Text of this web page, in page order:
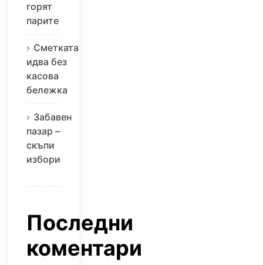
горят
парите
Сметката
идва без
касова
бележка
Забавен
пазар –
скъпи
избори
Последни
коментари